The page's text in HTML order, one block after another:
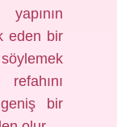
eden bir
bir